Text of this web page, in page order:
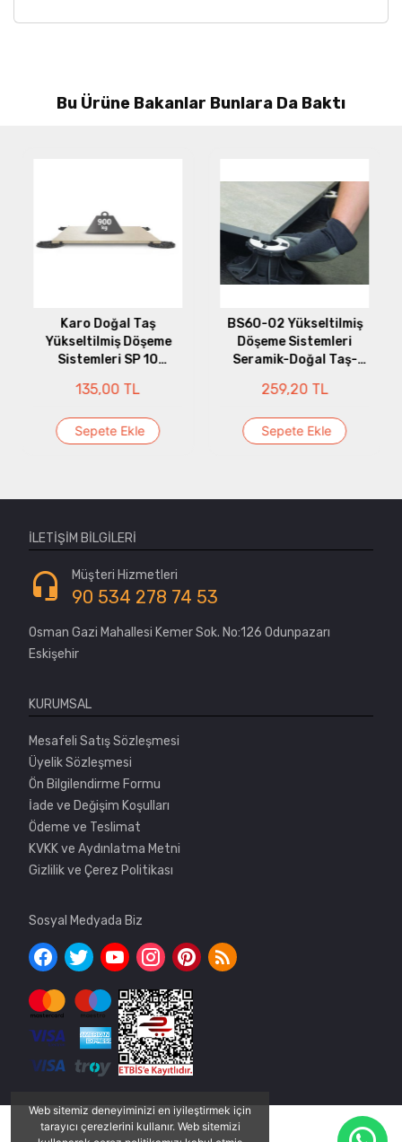
Web sitemiz deneyiminizi en iyileştirmek için
tarayıcı çerezlerini kullanır. Web sitemizi
Bu Ürüne Bakanlar Bunlara Da Baktı
Karo Doğal Taş
Yükseltilmiş Döşeme
Sistemleri SP 10
mm )
135,00 TL
Sepete Ekle
BS60-02 Yükseltilmiş
Döşeme Sistemleri
Seramik-Doğal Taş-
mm)
259,20 TL
Sepete Ekle
İLETIŞIM BILGILERI
Müşteri Hizmetleri
90 534 278 74 53
Osman Gazi Mahallesi Kemer Sok. No:126 Odunpazarı
Eskişehir
KURUMSAL
Mesafeli Satış Sözleşmesi
Üyelik Sözleşmesi
Ön Bilgilendirme Formu
İade ve Değişim Koşulları
Ödeme ve Teslimat
KVKK ve Aydınlatma Metni
Gizlilik ve Çerez Politikası
Sosyal Medyada Biz